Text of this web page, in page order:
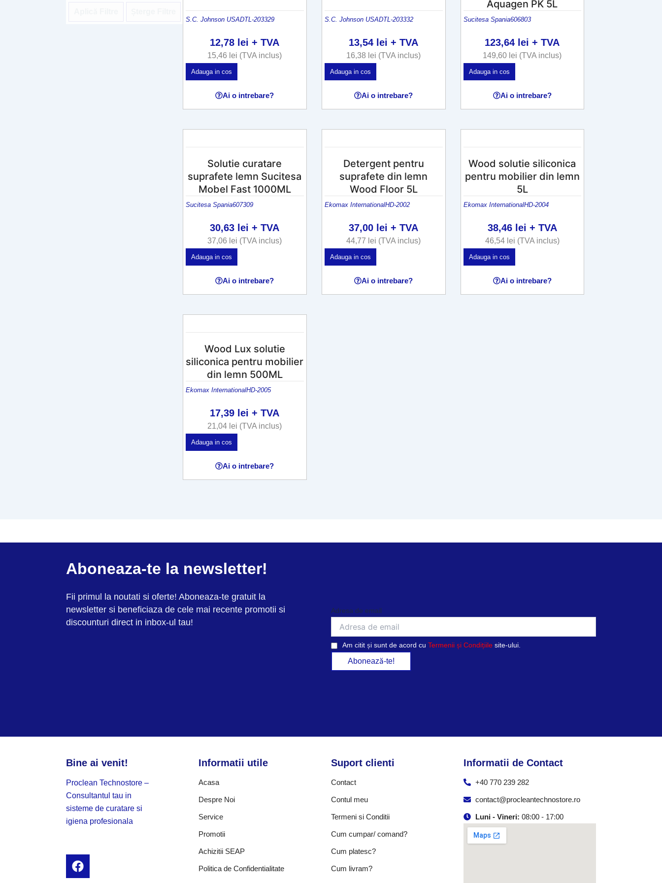
S.C. Johnson USADTL-203329
12,78 lei + TVA
15,46 lei (TVA inclus)
Adauga in cos
Ai o intrebare?
S.C. Johnson USADTL-203332
13,54 lei + TVA
16,38 lei (TVA inclus)
Adauga in cos
Ai o intrebare?
Aquagen PK 5L
Sucitesa Spania606803
123,64 lei + TVA
149,60 lei (TVA inclus)
Adauga in cos
Ai o intrebare?
Solutie curatare
suprafete lemn Sucitesa
Mobel Fast 1000ML
Sucitesa Spania607309
30,63 lei + TVA
37,06 lei (TVA inclus)
Adauga in cos
Ai o intrebare?
Detergent pentru
suprafete din lemn
Wood Floor 5L
Ekomax InternationalHD-2002
37,00 lei + TVA
44,77 lei (TVA inclus)
Adauga in cos
Ai o intrebare?
Wood solutie siliconica
pentru mobilier din lemn
5L
Ekomax InternationalHD-2004
38,46 lei + TVA
46,54 lei (TVA inclus)
Adauga in cos
Ai o intrebare?
Wood Lux solutie
siliconica pentru mobilier
din lemn 500ML
Ekomax InternationalHD-2005
17,39 lei + TVA
21,04 lei (TVA inclus)
Adauga in cos
Ai o intrebare?
Aboneaza-te la newsletter!
Fii primul la noutati si oferte! Aboneaza-te gratuit la
newsletter si beneficiaza de cele mai recente promotii si
discounturi direct in inbox-ul tau!
Adresa de email
Am citit și sunt de acord cu Termenii și Condițiile site-ului.
Bine ai venit!
Proclean Technostore –
Consultantul tau in
sisteme de curatare si
igiena profesionala
F
a
Informatii utile
Acasa
Despre Noi
Service
Promotii
Achizitii SEAP
Politica de Confidentialitate
Suport clienti
Contact
Contul meu
Termeni si Conditii
Cum cumpar/ comand?
Cum platesc?
Cum livram?
Informatii de Contact
+40 770 239 282
contact@procleantechnostore.ro
Luni - Vineri: 08:00 - 17:00